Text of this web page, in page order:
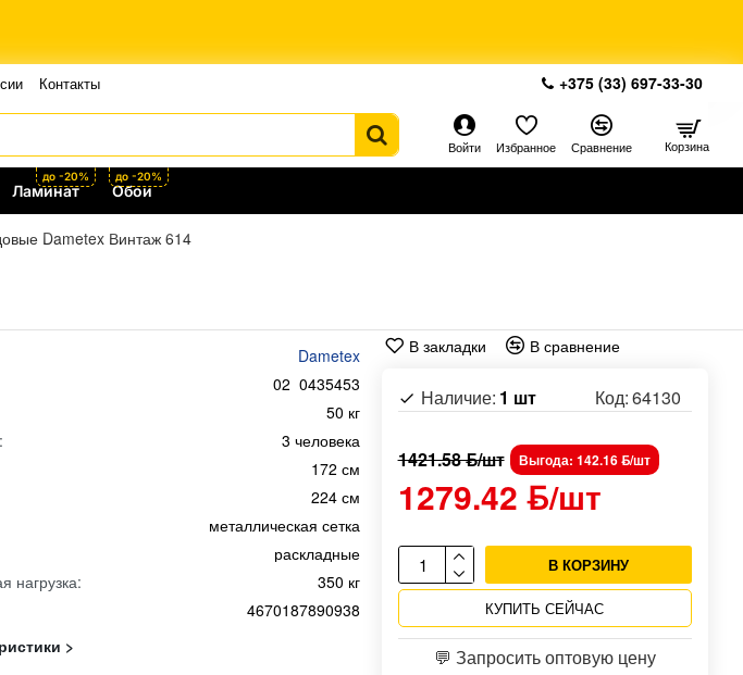
Контакты +375 (33) 697-33-30
Войти Избранное Сравнение Корзина
Ламинат
до -20%
Обои
до -20%
Dametex Винтаж 614
1279.42 ƃ/шт
1421.58 ƃ/шт Выгода: 142.16 ƃ/шт
Наличие: 1 шт Код:64130
В КОРЗИНУ
КУПИТЬ СЕЙЧАС
В закладки В сравнение
💬 Запросить оптовую цену
Dametex
02_0435453
50 кг
3 человека
172 см
224 см
металлическая сетка
раскладные
нагрузка:
350 кг
4670187890938
>